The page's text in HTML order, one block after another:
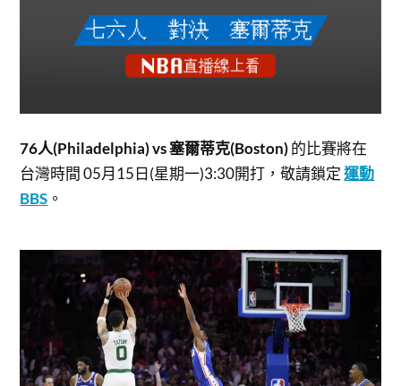
76人(Philadelphia) vs 塞爾蒂克(Boston)的比賽將在
台灣時間 05月15日(星期一)3:30開打，敬請鎖定運動
BBS 。